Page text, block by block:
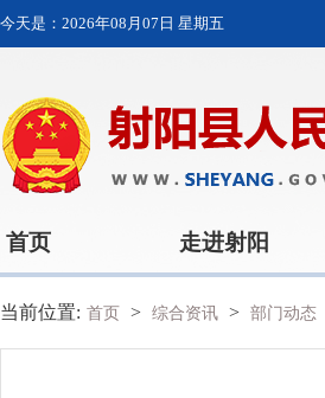
今天是： 2026年08月07日 星期五
首页 走进射阳
当前位置: 首页 > 综合资讯 > 部门动态